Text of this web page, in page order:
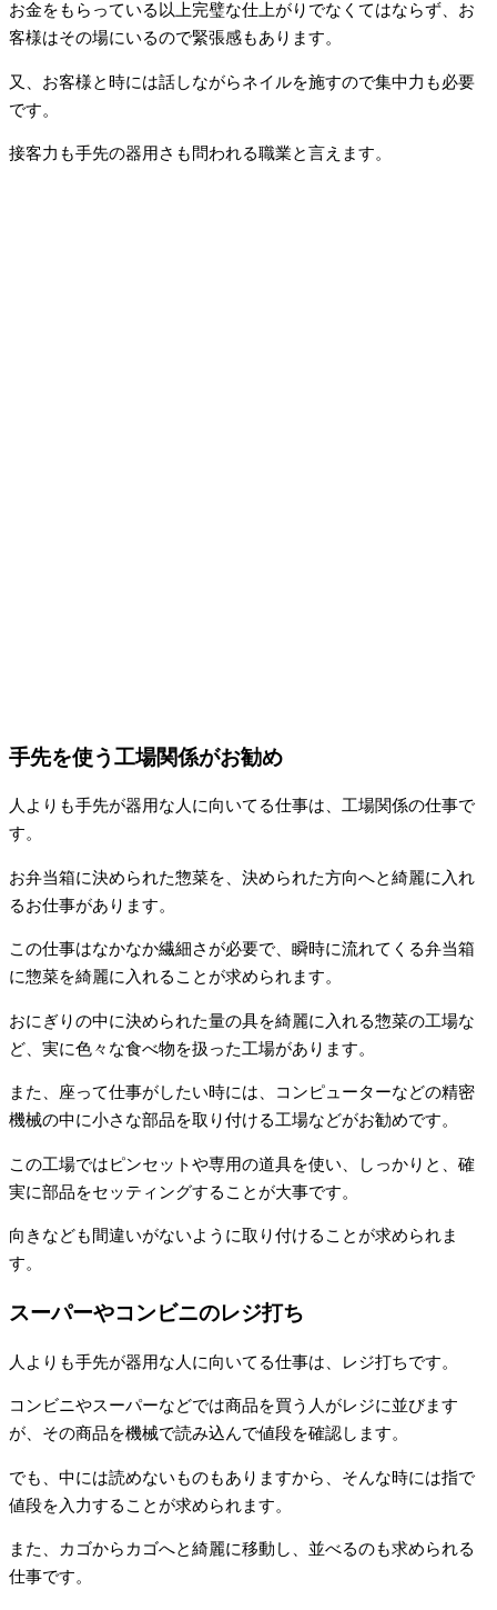
お金をもらっている以上完璧な仕上がりでなくてはならず、お
客様はその場にいるので緊張感もあります。
又、お客様と時には話しながらネイルを施すので集中力も必要
です。
接客力も手先の器用さも問われる職業と言えます。
手先を使う工場関係がお勧め
人よりも手先が器用な人に向いてる仕事は、工場関係の仕事で
す。
お弁当箱に決められた惣菜を、決められた方向へと綺麗に入れ
るお仕事があります。
この仕事はなかなか繊細さが必要で、瞬時に流れてくる弁当箱
に惣菜を綺麗に入れることが求められます。
おにぎりの中に決められた量の具を綺麗に入れる惣菜の工場な
ど、実に色々な食べ物を扱った工場があります。
また、座って仕事がしたい時には、コンピューターなどの精密
機械の中に小さな部品を取り付ける工場などがお勧めです。
この工場ではピンセットや専用の道具を使い、しっかりと、確
実に部品をセッティングすることが大事です。
向きなども間違いがないように取り付けることが求められま
す。
スーパーやコンビニのレジ打ち
人よりも手先が器用な人に向いてる仕事は、レジ打ちです。
コンビニやスーパーなどでは商品を買う人がレジに並びます
が、その商品を機械で読み込んで値段を確認します。
でも、中には読めないものもありますから、そんな時には指で
値段を入力することが求められます。
また、カゴからカゴへと綺麗に移動し、並べるのも求められる
仕事です。